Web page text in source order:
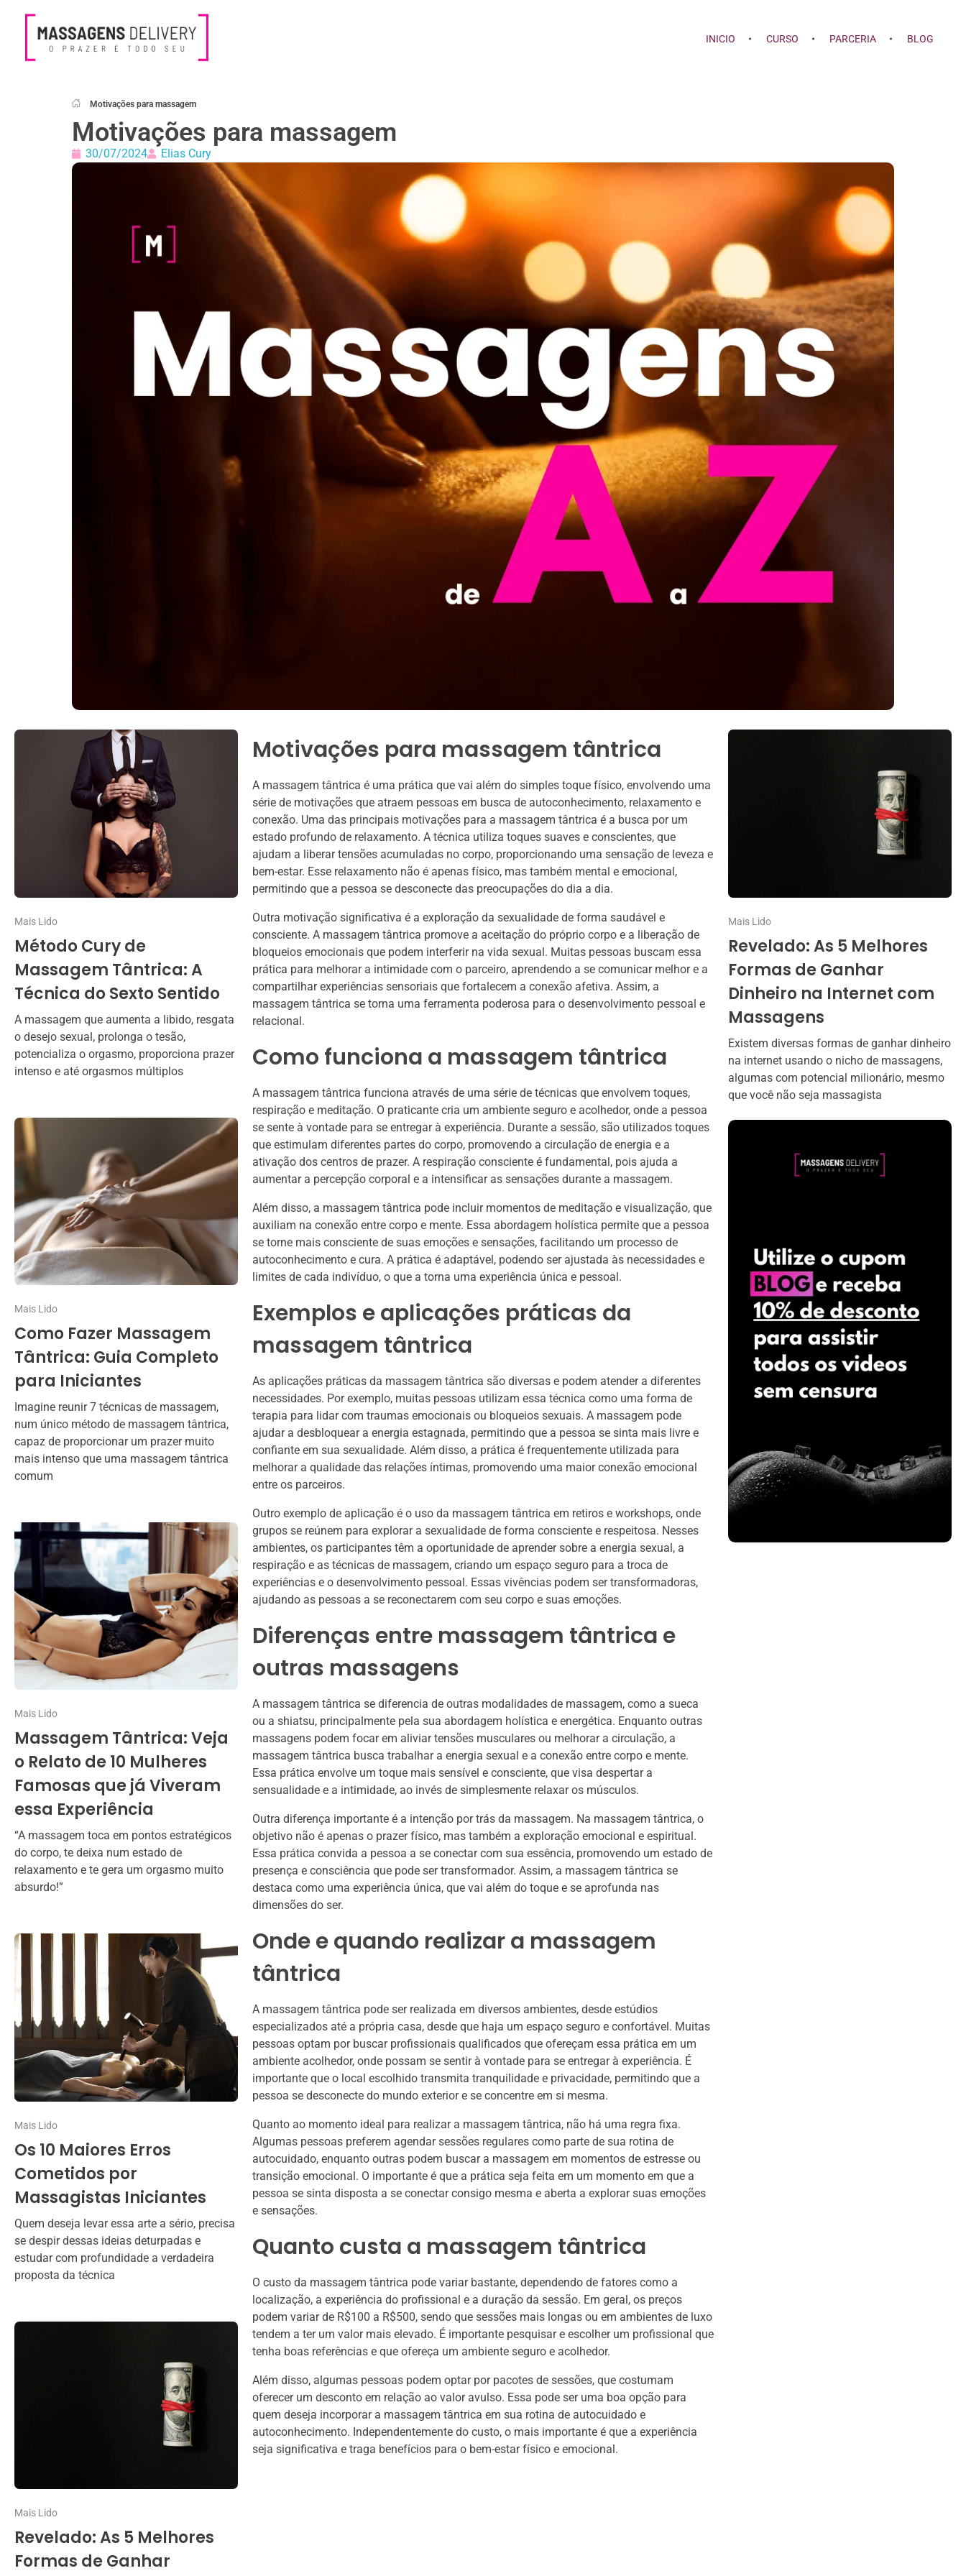
INICIO CURSO PARCERIA BLOG
Motivações para massagem
Motivações para massagem
30/07/2024 Elias Cury
Mais Lido
Método Cury de
Massagem Tântrica: A
Técnica do Sexto Sentido
A massagem que aumenta a libido, resgata
o desejo sexual, prolonga o tesão,
potencializa o orgasmo, proporciona prazer
intenso e até orgasmos múltiplos
Mais Lido
Como Fazer Massagem
Tântrica: Guia Completo
para Iniciantes
Imagine reunir 7 técnicas de massagem,
num único método de massagem tântrica,
capaz de proporcionar um prazer muito
mais intenso que uma massagem tântrica
comum
Mais Lido
Massagem Tântrica: Veja
o Relato de 10 Mulheres
Famosas que já Viveram
essa Experiência
“A massagem toca em pontos estratégicos
do corpo, te deixa num estado de
relaxamento e te gera um orgasmo muito
absurdo!”
Mais Lido
Os 10 Maiores Erros
Cometidos por
Massagistas Iniciantes
Quem deseja levar essa arte a sério, precisa
se despir dessas ideias deturpadas e
estudar com profundidade a verdadeira
proposta da técnica
Mais Lido
Revelado: As 5 Melhores
Formas de Ganhar
Motivações para massagem tântrica
A massagem tântrica é uma prática que vai além do simples toque físico, envolvendo uma
série de motivações que atraem pessoas em busca de autoconhecimento, relaxamento e
conexão. Uma das principais motivações para a massagem tântrica é a busca por um
estado profundo de relaxamento. A técnica utiliza toques suaves e conscientes, que
ajudam a liberar tensões acumuladas no corpo, proporcionando uma sensação de leveza e
bem-estar. Esse relaxamento não é apenas físico, mas também mental e emocional,
permitindo que a pessoa se desconecte das preocupações do dia a dia.
Outra motivação significativa é a exploração da sexualidade de forma saudável e
consciente. A massagem tântrica promove a aceitação do próprio corpo e a liberação de
bloqueios emocionais que podem interferir na vida sexual. Muitas pessoas buscam essa
prática para melhorar a intimidade com o parceiro, aprendendo a se comunicar melhor e a
compartilhar experiências sensoriais que fortalecem a conexão afetiva. Assim, a
massagem tântrica se torna uma ferramenta poderosa para o desenvolvimento pessoal e
relacional.
Como funciona a massagem tântrica
A massagem tântrica funciona através de uma série de técnicas que envolvem toques,
respiração e meditação. O praticante cria um ambiente seguro e acolhedor, onde a pessoa
se sente à vontade para se entregar à experiência. Durante a sessão, são utilizados toques
que estimulam diferentes partes do corpo, promovendo a circulação de energia e a
ativação dos centros de prazer. A respiração consciente é fundamental, pois ajuda a
aumentar a percepção corporal e a intensificar as sensações durante a massagem.
Além disso, a massagem tântrica pode incluir momentos de meditação e visualização, que
auxiliam na conexão entre corpo e mente. Essa abordagem holística permite que a pessoa
se torne mais consciente de suas emoções e sensações, facilitando um processo de
autoconhecimento e cura. A prática é adaptável, podendo ser ajustada às necessidades e
limites de cada indivíduo, o que a torna uma experiência única e pessoal.
Exemplos e aplicações práticas da
massagem tântrica
As aplicações práticas da massagem tântrica são diversas e podem atender a diferentes
necessidades. Por exemplo, muitas pessoas utilizam essa técnica como uma forma de
terapia para lidar com traumas emocionais ou bloqueios sexuais. A massagem pode
ajudar a desbloquear a energia estagnada, permitindo que a pessoa se sinta mais livre e
confiante em sua sexualidade. Além disso, a prática é frequentemente utilizada para
melhorar a qualidade das relações íntimas, promovendo uma maior conexão emocional
entre os parceiros.
Outro exemplo de aplicação é o uso da massagem tântrica em retiros e workshops, onde
grupos se reúnem para explorar a sexualidade de forma consciente e respeitosa. Nesses
ambientes, os participantes têm a oportunidade de aprender sobre a energia sexual, a
respiração e as técnicas de massagem, criando um espaço seguro para a troca de
experiências e o desenvolvimento pessoal. Essas vivências podem ser transformadoras,
ajudando as pessoas a se reconectarem com seu corpo e suas emoções.
Diferenças entre massagem tântrica e
outras massagens
A massagem tântrica se diferencia de outras modalidades de massagem, como a sueca
ou a shiatsu, principalmente pela sua abordagem holística e energética. Enquanto outras
massagens podem focar em aliviar tensões musculares ou melhorar a circulação, a
massagem tântrica busca trabalhar a energia sexual e a conexão entre corpo e mente.
Essa prática envolve um toque mais sensível e consciente, que visa despertar a
sensualidade e a intimidade, ao invés de simplesmente relaxar os músculos.
Outra diferença importante é a intenção por trás da massagem. Na massagem tântrica, o
objetivo não é apenas o prazer físico, mas também a exploração emocional e espiritual.
Essa prática convida a pessoa a se conectar com sua essência, promovendo um estado de
presença e consciência que pode ser transformador. Assim, a massagem tântrica se
destaca como uma experiência única, que vai além do toque e se aprofunda nas
dimensões do ser.
Onde e quando realizar a massagem
tântrica
A massagem tântrica pode ser realizada em diversos ambientes, desde estúdios
especializados até a própria casa, desde que haja um espaço seguro e confortável. Muitas
pessoas optam por buscar profissionais qualificados que ofereçam essa prática em um
ambiente acolhedor, onde possam se sentir à vontade para se entregar à experiência. É
importante que o local escolhido transmita tranquilidade e privacidade, permitindo que a
pessoa se desconecte do mundo exterior e se concentre em si mesma.
Quanto ao momento ideal para realizar a massagem tântrica, não há uma regra fixa.
Algumas pessoas preferem agendar sessões regulares como parte de sua rotina de
autocuidado, enquanto outras podem buscar a massagem em momentos de estresse ou
transição emocional. O importante é que a prática seja feita em um momento em que a
pessoa se sinta disposta a se conectar consigo mesma e aberta a explorar suas emoções
e sensações.
Quanto custa a massagem tântrica
O custo da massagem tântrica pode variar bastante, dependendo de fatores como a
localização, a experiência do profissional e a duração da sessão. Em geral, os preços
podem variar de R$100 a R$500, sendo que sessões mais longas ou em ambientes de luxo
tendem a ter um valor mais elevado. É importante pesquisar e escolher um profissional que
tenha boas referências e que ofereça um ambiente seguro e acolhedor.
Além disso, algumas pessoas podem optar por pacotes de sessões, que costumam
oferecer um desconto em relação ao valor avulso. Essa pode ser uma boa opção para
quem deseja incorporar a massagem tântrica em sua rotina de autocuidado e
autoconhecimento. Independentemente do custo, o mais importante é que a experiência
seja significativa e traga benefícios para o bem-estar físico e emocional.
Mais Lido
Revelado: As 5 Melhores
Formas de Ganhar
Dinheiro na Internet com
Massagens
Existem diversas formas de ganhar dinheiro
na internet usando o nicho de massagens,
algumas com potencial milionário, mesmo
que você não seja massagista